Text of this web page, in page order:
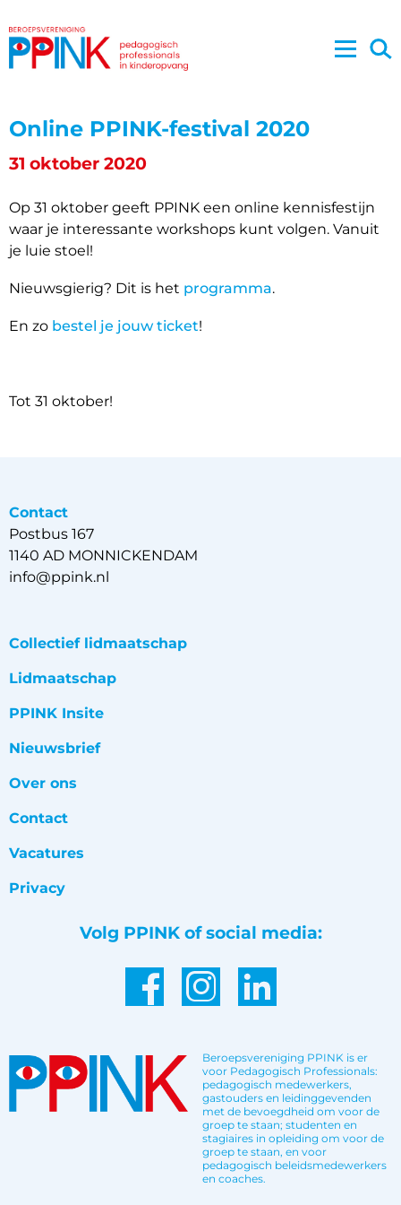
Online PPINK-festival 2020
31 oktober 2020
Op 31 oktober geeft PPINK een online kennisfestijn
waar je interessante workshops kunt volgen. Vanuit
je luie stoel!
Nieuwsgierig? Dit is het programma.
En zo bestel je jouw ticket!
Tot 31 oktober!
Contact
Postbus 167
1140 AD MONNICKENDAM
info@ppink.nl
Collectief lidmaatschap
Lidmaatschap
PPINK Insite
Nieuwsbrief
Over ons
Contact
Vacatures
Privacy
Volg PPINK of social media:
Beroepsvereniging PPINK is er
voor Pedagogisch Professionals:
pedagogisch medewerkers,
gastouders en leidinggevenden
met de bevoegdheid om voor de
groep te staan; studenten en
stagiaires in opleiding om voor de
groep te staan, en voor
pedagogisch beleidsmedewerkers
en coaches.